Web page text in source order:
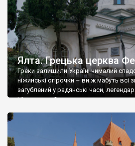
Ялта. Грецька церква
Греки залишили Україні чималий
ніжинські огірочки – ви ж мабуть всі
загублений у радянські часи,
Ніжин греки?